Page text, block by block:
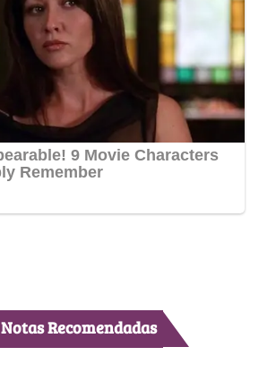
Notas Recomendadas